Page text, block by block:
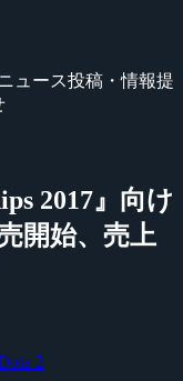
ュース投稿・情報提
2017』向け
開始、売上
2